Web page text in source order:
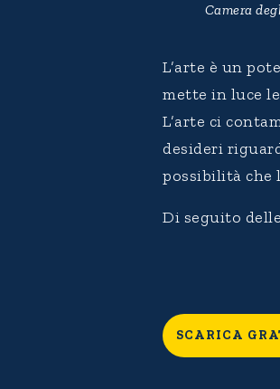
Camera
L’arte è un
mette in luce
L’arte ci
desideri
possibilità che
Di seguito
SCARICA